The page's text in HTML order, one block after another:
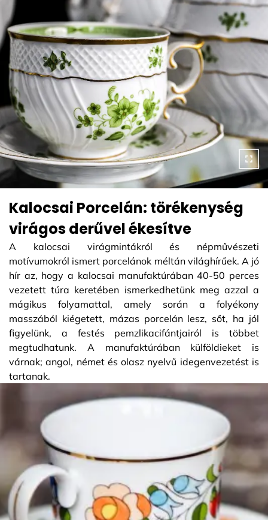
Kalocsai Porcelán: törékenység
virágos derűvel ékesítve
A kalocsai virágmintákról és népművészeti
motívumokról ismert porcelánok méltán világhírűek. A jó
hír az, hogy a kalocsai manufaktúrában 40-50 perces
vezetett túra keretében ismerkedhetünk meg azzal a
mágikus folyamattal, amely során a folyékony
masszából kiégetett, mázas porcelán lesz, sőt, ha jól
figyelünk, a festés pemzlikacifántjairól is többet
megtudhatunk. A manufaktúrában külföldieket is
várnak; angol, német és olasz nyelvű idegenvezetést is
tartanak.